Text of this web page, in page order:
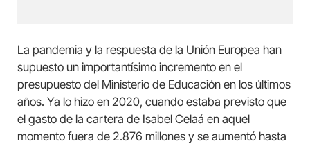
La pandemia y la respuesta de la Unión Europea han
supuesto un importantísimo incremento en el
presupuesto del Ministerio de Educación en los últimos
años. Ya lo hizo en 2020, cuando estaba previsto que
el gasto de la cartera de Isabel Celaá en aquel
momento fuera de 2.876 millones y se aumentó hasta